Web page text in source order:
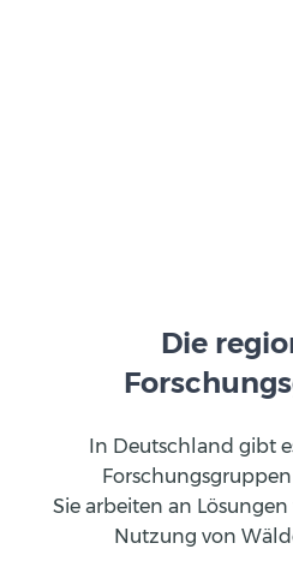
Die
In Deutschland gibt
Forschungsgruppen
Sie arbeiten an
Nutzung von